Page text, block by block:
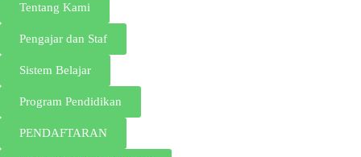
Tentang Kami
Pengajar dan Staf
Sistem Belajar
Program Pendidikan
PENDAFTARAN